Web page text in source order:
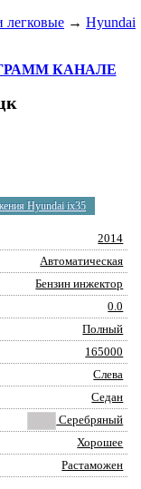
легковые → Hyundai
КАНАЛЕ
Hyundai ix35
2014
Автоматическая
Бензин инжектор
0.0
Полный
165000
Слева
Седан
Серебряный
Хорошее
Растаможен